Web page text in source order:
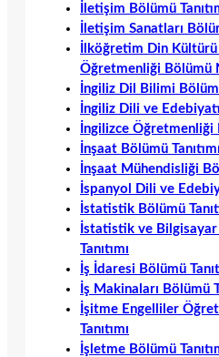
İletişim Bölümü
İletişim Sanatları
İlköğretim Din
Öğretmenliği Bölümü
İngiliz Dil Bilimi
İngiliz Dili ve
İngilizce Öğretmenliği
İnşaat Bölümü Tanıtımı
İnşaat Mühendisliği
İspanyol Dili ve
İstatistik Bölümü
İstatistik ve
Tanıtımı
İş İdaresi Bölümü
İş Makinaları Bölümü
İşitme Engelliler
Tanıtımı
İşletme Bölümü